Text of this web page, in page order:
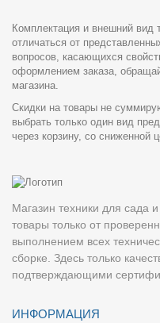
Комплектация и внешний вид
отличаться от
вопросов, касающихся
оформлением заказа,
магазина.
Скидки на товары не
выбрать только один вид
через корзину, со сниженной
Магазин техники для сада
товары только от
выполнением всех
сборке. Здесь только
подтверждающими
ИНФОРМАЦИЯ